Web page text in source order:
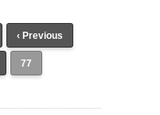
‹ Previous
77